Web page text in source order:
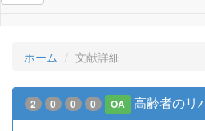
ホーム 文献詳細
2 0 0 0 OA 高齢者のリ